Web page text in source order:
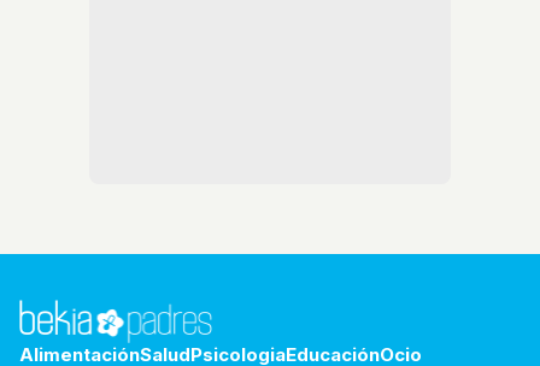
AlimentaciónSaludPsicologiaEducaciónOcio